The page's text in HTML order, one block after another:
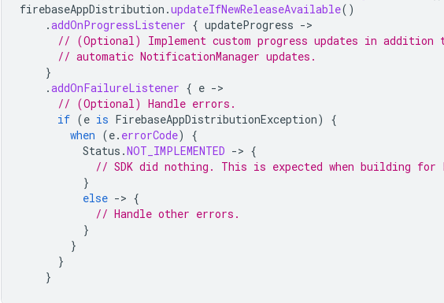
firebaseAppDistribution .updateIfNewReleaseAvailable()
.addOnProgressListener { updateProgress -
// (Optional) Implement custom progress updates in addition
// automatic NotificationManager updates.
}
.addOnFailureListener { e -
// (Optional) Handle errors.
if (e is FirebaseAppDistributionException)
{
when (e. errorCode)
{
Status .NOT_IMPLEMENTED -> {
// SDK did nothing. This is expected when building for
}
else -> {
// Handle other errors.
}
}
}
}